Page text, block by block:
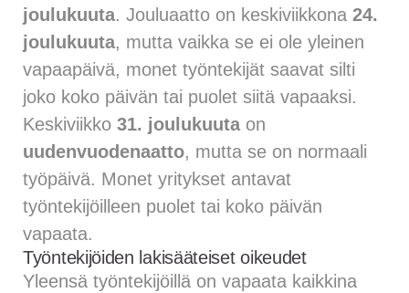
joulukuuta. Jouluaatto on keskiviikkona 24.
joulukuuta, mutta vaikka se ei ole yleinen
vapaapäivä, monet työntekijät saavat silti
joko koko päivän tai puolet siitä vapaaksi.
Keskiviikko 31. joulukuutaon
uudenvuodenaatto, mutta se on normaali
työpäivä. Monet yritykset antavat
työntekijöilleen puolet tai koko päivän
vapaata.
Työntekijöiden lakisääteiset oikeudet
Yleensä työntekijöillä on vapaata kaikkina